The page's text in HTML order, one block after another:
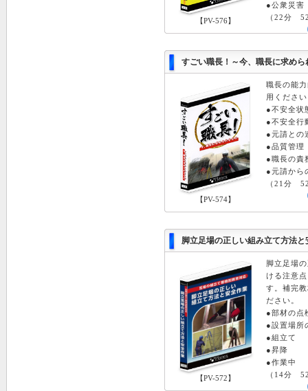
【PV-576】
●公衆災害
（22分
すごい職長！～今、職長に求め
【PV-574】
職長の能
用くださ
●不安全状
●不安全行
●元請との
●品質管理
●職長の責
●元請から
（21分
脚立足場の正しい組み立て方法
【PV-572】
脚立足場
ける注意
す。補完
ださい。
●部材の
●設置場
●組立て
●昇降
●作業
（14分